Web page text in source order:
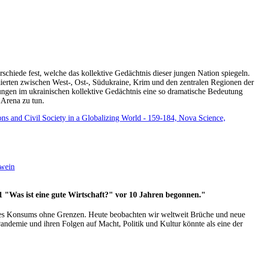
fest, welche das kollektive Gedächtnis dieser jungen Nation spiegeln.
zwischen West-, Ost-, Südukraine, Krim und den zentralen Regionen der
im ukrainischen kollektive Gedächtnis eine so dramatische Bedeutung
zu tun.
and Civil Society in a Globalizing World - 159-184, Nova Science,
ist eine gute Wirtschaft?" vor 10 Jahren begonnen."
Konsums ohne Grenzen. Heute beobachten wir weltweit Brüche und neue
und ihren Folgen auf Macht, Politik und Kultur könnte als eine der